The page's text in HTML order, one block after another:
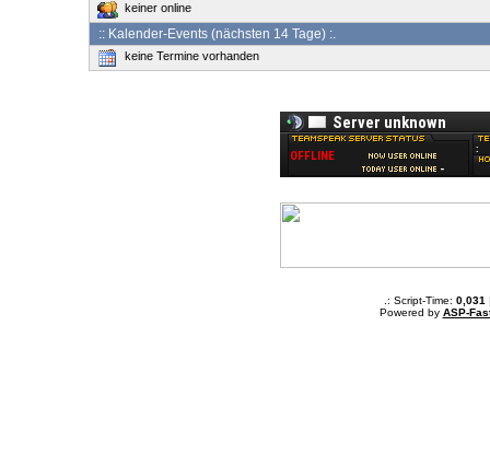
keiner online
:: Kalender-Events (nächsten 14 Tage) :.
keine Termine vorhanden
.: Script-Time: 0,031
Powered by ASP-